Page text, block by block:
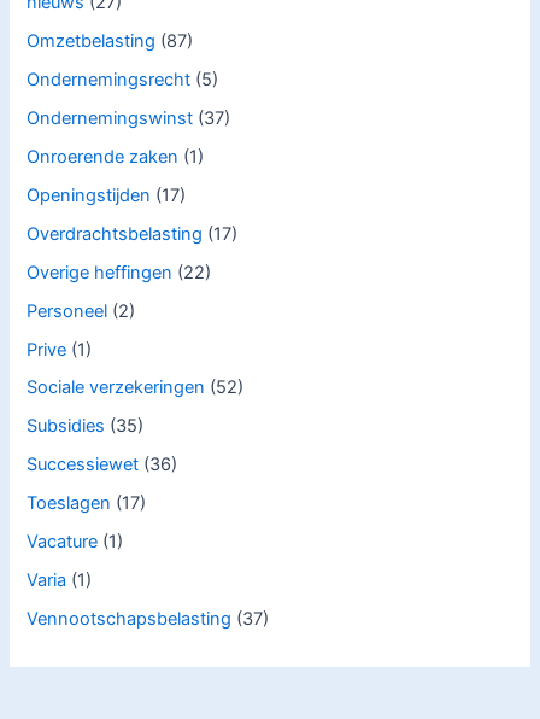
Omzetbelasting (87)
Ondernemingsrecht (5)
Ondernemingswinst (37)
Onroerende zaken (1)
Openingstijden (17)
Overdrachtsbelasting (17)
Overige heffingen (22)
Personeel (2)
Prive (1)
Sociale verzekeringen (52)
Subsidies (35)
Successiewet (36)
Toeslagen (17)
Vacature (1)
Varia (1)
Vennootschapsbelasting (37)